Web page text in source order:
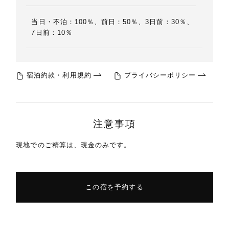
当日・不泊：100％、前日：50％、3日前：30％、
7日前：10％
宿泊約款・利用規約 プライバシーポリシー
注意事項
現地でのご精算は、現金のみです。
この宿を予約する